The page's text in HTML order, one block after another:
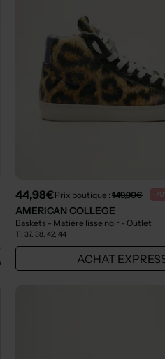
44,98€Prix boutique : 149,90€ -
AMERICAN COLLEGE
Baskets - Matière lisse noir - Outlet
T : 37, 38, 42, 44
ACHAT